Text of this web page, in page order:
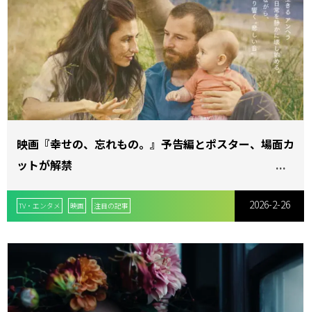
映画『幸せの、忘れもの。』予告編とポスター、場面カ
ットが解禁
TV・エンタメ 映画 注目の記事 2026-2-26